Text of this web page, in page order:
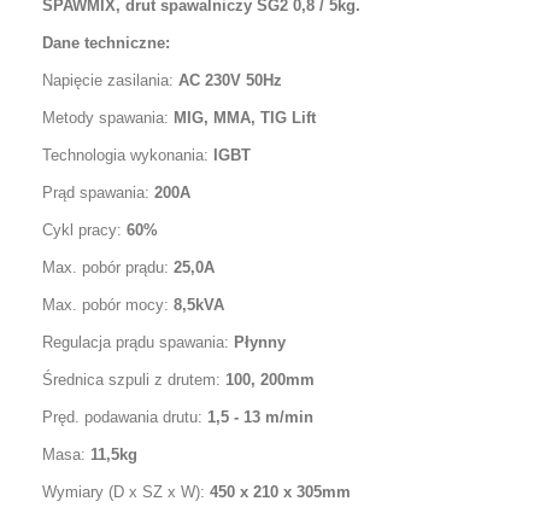
SPAWMIX, drut spawalniczy SG2 0,8 / 5kg.
Dane techniczne:
Napięcie zasilania: AC 230V 50Hz
Metody spawania: MIG, MMA, TIG Lift
Technologia wykonania: IGBT
Prąd spawania: 200A
Cykl pracy: 60%
Max. pobór prądu: 25,0A
Max. pobór mocy: 8,5kVA
Regulacja prądu spawania: Płynny
Średnica szpuli z drutem: 100, 200mm
Pręd. podawania drutu: 1,5 - 13 m/min
Masa: 11,5kg
Wymiary (D x SZ x W): 450 x 210 x 305mm